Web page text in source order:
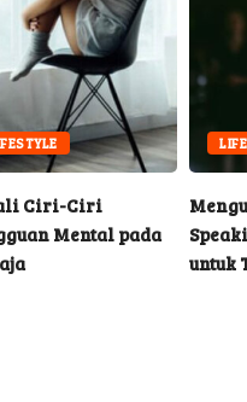
Ciri-Ciri
Mental pada
untuk